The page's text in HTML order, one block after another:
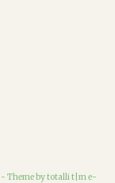
- Theme by totalli t|m e-